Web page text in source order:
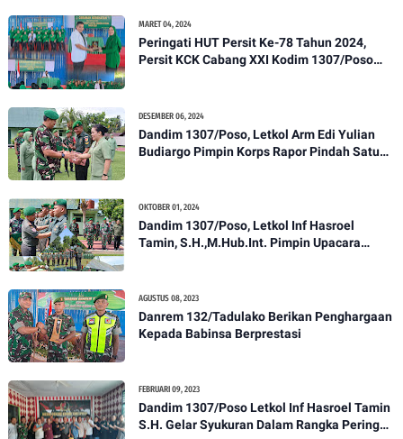
MARET 04, 2024
Peringati HUT Persit Ke-78 Tahun 2024,
Persit KCK Cabang XXI Kodim 1307/Poso
DESEMBER 06, 2024
Dandim 1307/Poso, Letkol Arm Edi Yulian
Budiargo Pimpin Korps Rapor Pindah Satuan
OKTOBER 01, 2024
Dandim 1307/Poso, Letkol Inf Hasroel
Tamin, S.H.,M.Hub.Int. Pimpin Upacara
AGUSTUS 08, 2023
Danrem 132/Tadulako Berikan Penghargaan
Kepada Babinsa Berprestasi
FEBRUARI 09, 2023
Dandim 1307/Poso Letkol Inf Hasroel Tamin
S.H. Gelar Syukuran Dalam Rangka Peringati